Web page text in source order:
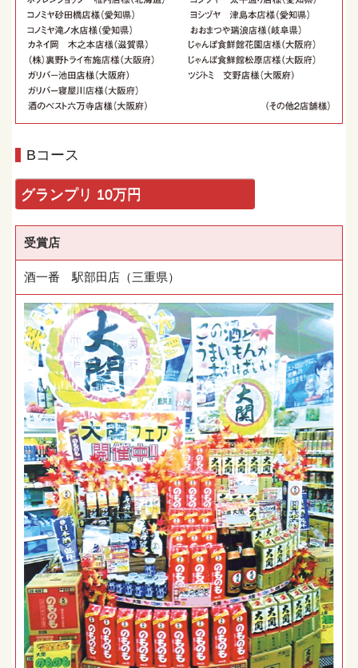
Bコース
グランプリ 10万円
受賞店
酒一番 駅部田店（三重県）